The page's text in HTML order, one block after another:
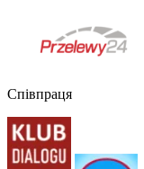
Співпраця